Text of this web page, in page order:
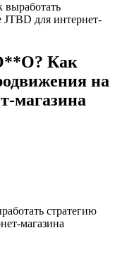
для интернет-
Как
на
магазина